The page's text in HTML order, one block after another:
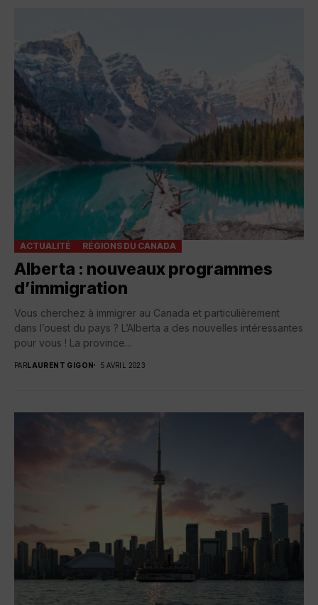
ACTUALITÉ RÉGIONS DU CANADA
Alberta : nouveaux programmes
d’immigration
Vous cherchez à immigrer au Canada et particulièrement
dans l’ouest du pays ? L’Alberta a des nouvelles intéressantes
pour vous ! La province...
PARLAURENT GIGON 5 AVRIL 2023